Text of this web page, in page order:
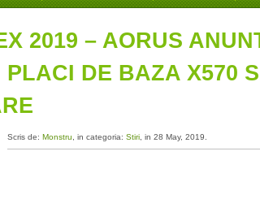
2019 – AORUS
PLACI DE BAZA X570
Scris de: Monstru , in categoria: Stiri, in 28 May, 2019.